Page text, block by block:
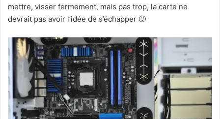
mettre, visser fermement, mais pas trop, la carte ne
devrait pas avoir l’idée de s’échapper 🙂